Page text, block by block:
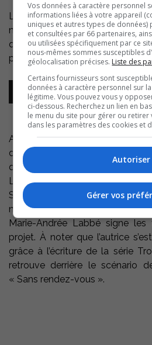
Lors de la dernière journée de
nous racontait que le deuil de
quand Luc Dionne a annoncé
prédit une finale émotive pour
Lecteur
audio
00:00
Après District 31, Michel
d’Aetios Productions
quotidienne d’ICI Télé en
Lespérance d’A Média. Dès cet
Suzanne Clément tiendra le
nouvelle série qui se déroulera
Marie-Andrée Labbé signe
projet. À noter que l’autrice
grâce à l’écriture de la série
retrouve derrière le scénario
« Sans rendez-vous ».
Vos données à caractère personnel
informations liées à votre appareil
uniques et autres types de
et consultées par 66 partenaires,
ou utilisées spécifiquement par ce
nous-mêmes sommes susceptibles
géolocalisation précises. Liste des
Certains fournisseurs sont
données à caractère personnel sur
légitime. Vous pouvez vous y
ci-dessous. Recherchez un lien en
le menu du site pour gérer ou retirer
dans les paramètres des cookies et
Autoriser
Gérer vos